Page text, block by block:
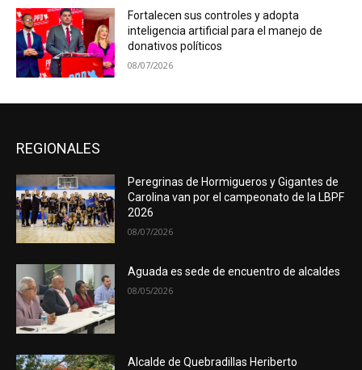
Fortalecen sus controles y adopta
inteligencia artificial para el manejo de
donativos políticos
08/07/2026
REGIONALES
Peregrinas de Hormigueros y Gigantes de
Carolina van por el campeonato de la LBPF
2026
08/07/2026
Aguada es sede de encuentro de alcaldes
08/05/2026
Alcalde de Quebradillas Heriberto